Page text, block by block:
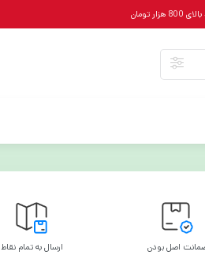
اصل بودن ارسال به تمام نقاط